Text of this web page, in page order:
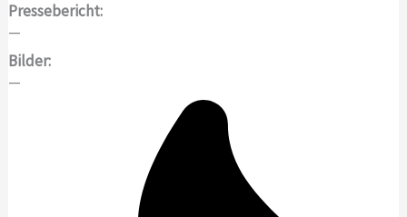
Pressebericht:
—
Bilder:
—